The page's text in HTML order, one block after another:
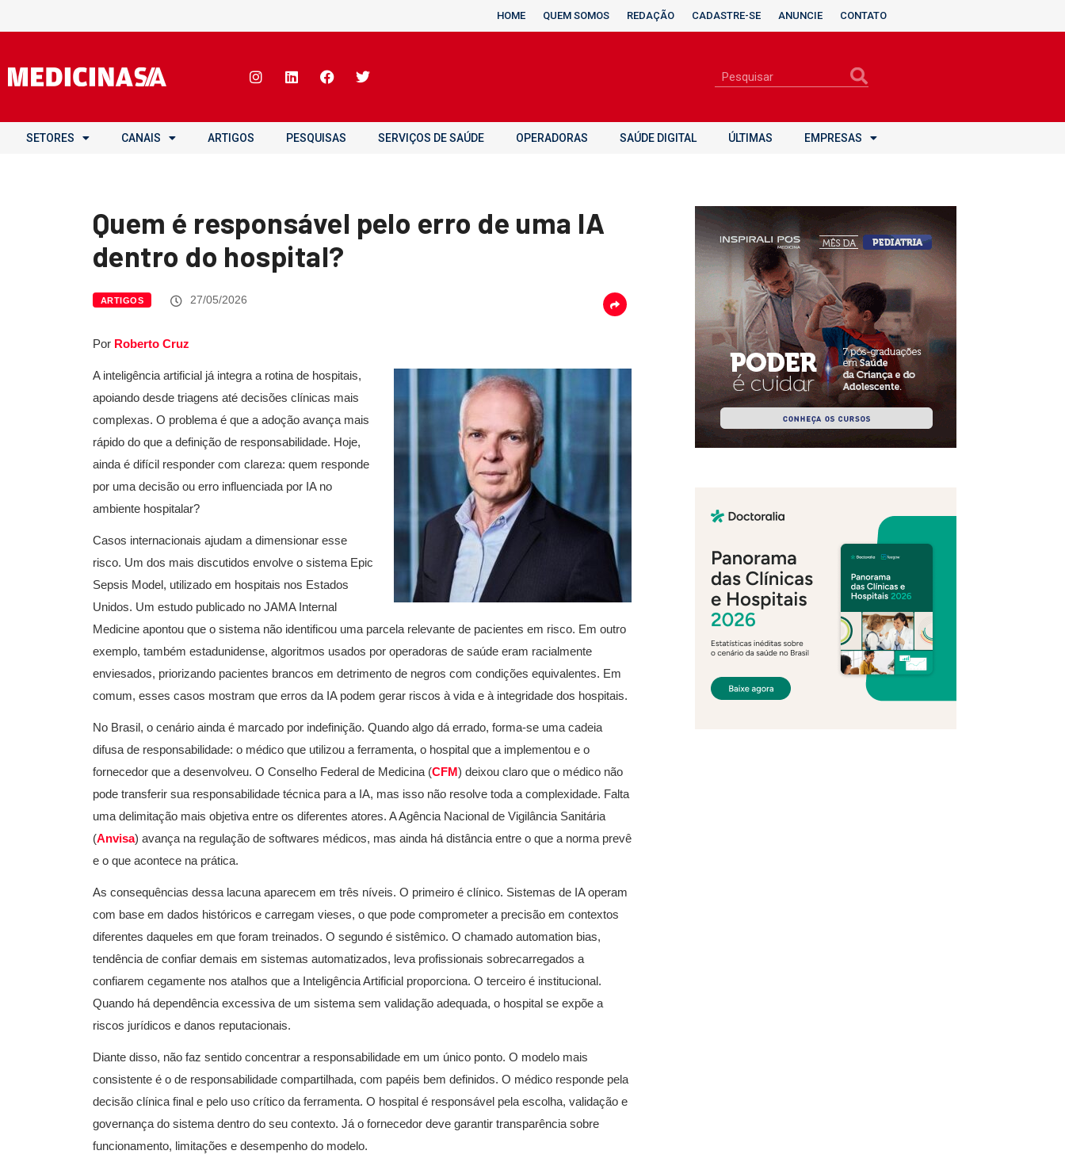
HOME QUEM SOMOS REDAÇÃO CADASTRE-SE ANUNCIE CONTATO
SETORES CANAIS ARTIGOS PESQUISAS SERVIÇOS DE SAÚDE OPERADORAS SAÚDE DIGITAL ÚLTIMAS EMPRESAS
Quem é responsável pelo erro de uma IA
dentro do hospital?
ARTIGOS 27/05/2026
Por Roberto Cruz
A inteligência artificial já integra a rotina de hospitais,
apoiando desde triagens até decisões clínicas mais
complexas. O problema é que a adoção avança mais
rápido do que a definição de responsabilidade. Hoje,
ainda é difícil responder com clareza: quem responde
por uma decisão ou erro influenciada por IA no
ambiente hospitalar?
Casos internacionais ajudam a dimensionar esse
risco. Um dos mais discutidos envolve o sistema Epic
Sepsis Model, utilizado em hospitais nos Estados
Unidos. Um estudo publicado no JAMA Internal
Medicine apontou que o sistema não identificou uma parcela relevante de pacientes em risco. Em outro
exemplo, também estadunidense, algoritmos usados por operadoras de saúde eram racialmente
enviesados, priorizando pacientes brancos em detrimento de negros com condições equivalentes. Em
comum, esses casos mostram que erros da IA podem gerar riscos à vida e à integridade dos hospitais.
No Brasil, o cenário ainda é marcado por indefinição. Quando algo dá errado, forma-se uma cadeia
difusa de responsabilidade: o médico que utilizou a ferramenta, o hospital que a implementou e o
fornecedor que a desenvolveu. O Conselho Federal de Medicina (CFM) deixou claro que o médico não
pode transferir sua responsabilidade técnica para a IA, mas isso não resolve toda a complexidade. Falta
uma delimitação mais objetiva entre os diferentes atores. A Agência Nacional de Vigilância Sanitária
(Anvisa) avança na regulação de softwares médicos, mas ainda há distância entre o que a norma prevê
e o que acontece na prática.
As consequências dessa lacuna aparecem em três níveis. O primeiro é clínico. Sistemas de IA operam
com base em dados históricos e carregam vieses, o que pode comprometer a precisão em contextos
diferentes daqueles em que foram treinados. O segundo é sistêmico. O chamado automation bias,
tendência de confiar demais em sistemas automatizados, leva profissionais sobrecarregados a
confiarem cegamente nos atalhos que a Inteligência Artificial proporciona. O terceiro é institucional.
Quando há dependência excessiva de um sistema sem validação adequada, o hospital se expõe a
riscos jurídicos e danos reputacionais.
Diante disso, não faz sentido concentrar a responsabilidade em um único ponto. O modelo mais
consistente é o de responsabilidade compartilhada, com papéis bem definidos. O médico responde pela
decisão clínica final e pelo uso crítico da ferramenta. O hospital é responsável pela escolha, validação e
governança do sistema dentro do seu contexto. Já o fornecedor deve garantir transparência sobre
funcionamento, limitações e desempenho do modelo.